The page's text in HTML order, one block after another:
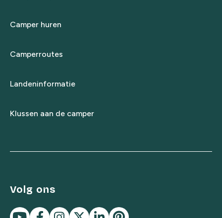
Camper huren
Camperroutes
Landeninformatie
Klussen aan de camper
Volg ons